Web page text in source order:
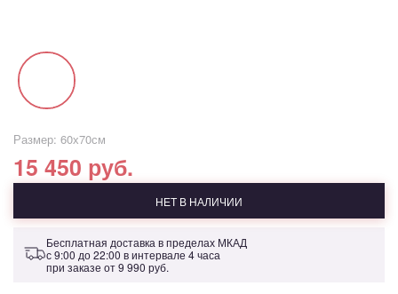
Размер: 60х70см
15 450 руб.
НЕТ В НАЛИЧИИ
Бесплатная доставка в пределах МКАД
с 9:00 до 22:00 в интервале 4 часа
при заказе от9 990 руб.